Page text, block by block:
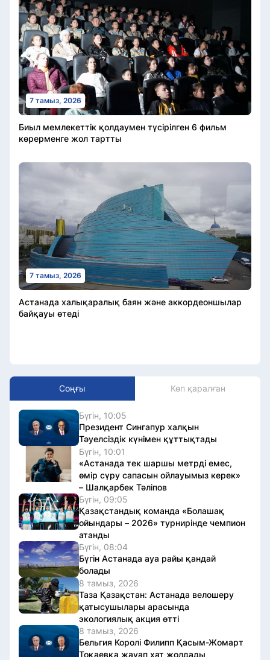
7 тамыз, 2026
Биыл мемлекеттік қолдаумен түсірілген 6 фильм
көрерменге жол тартты
7 тамыз, 2026
Астанада халықаралық баян және аккордеоншылар
байқауы өтеді
Соңғы Көп қаралған
Бүгін, 10:05
Президент Сингапур халқын
Тәуелсіздік күнімен құттықтады
Бүгін, 10:01
«Астанада тек шаршы метрді емес,
өмір сүру сапасын ойлауымыз керек»
– Шалқарбек Тәліпов
Бүгін, 09:05
Қазақстандық команда «Болашақ
ойындары – 2026» турнирінде чемпион
атанды
Бүгін, 08:04
Бүгін Астанада ауа райы қандай
болады
8 тамыз, 2026
Таза Қазақстан: Астанада велошеру
қатысушылары арасында
экологиялық акция өтті
8 тамыз, 2026
Бельгия Королі Филипп Қасым-Жомарт
Тоқаевқа жауап хат жолдады